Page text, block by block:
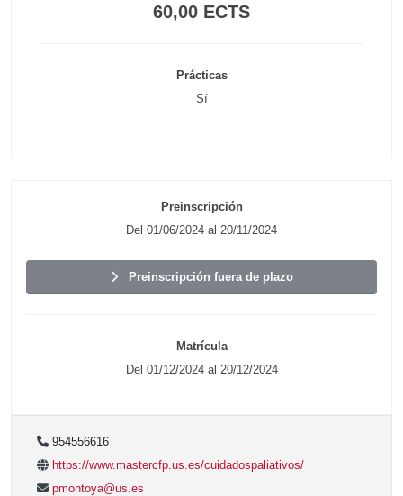
60,00 ECTS
Prácticas
Sí
Preinscripción
Del 01/06/2024 al 20/11/2024
Preinscripción fuera de plazo
Matrícula
Del 01/12/2024 al 20/12/2024
954556616
https://www.mastercfp.us.es/cuidadospaliativos/
pmontoya@us.es